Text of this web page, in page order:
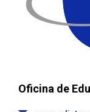
Oficina de